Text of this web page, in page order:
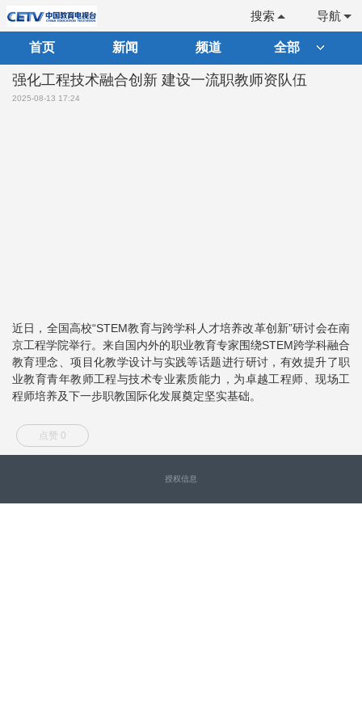
导航
搜索
首页 新闻 频道 全部
强化工程技术融合创新 建设一流职教师资队伍
2025-08-13 17:24
近日，全国高校“STEM教育与跨学科人才培养改革创新”研讨会在南
京工程学院举行。来自国内外的职业教育专家围绕STEM跨学科融合
教育理念、项目化教学设计与实践等话题进行研讨，有效提升了职
业教育青年教师工程与技术专业素质能力，为卓越工程师、现场工
程师培养及下一步职教国际化发展奠定坚实基础。
点赞 0
授权信息